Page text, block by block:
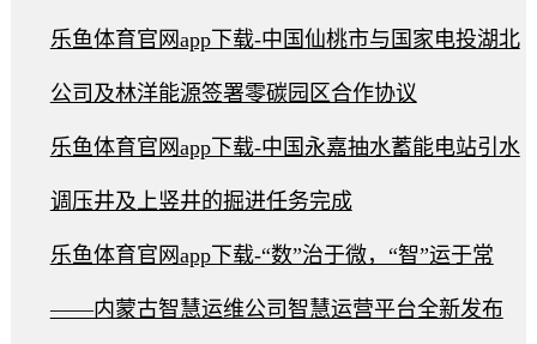
乐鱼体育官网app下载-中国仙桃市与国家电投湖北
公司及林洋能源签署零碳园区合作协议
乐鱼体育官网app下载-中国永嘉抽水蓄能电站引水
调压井及上竖井的掘进任务完成
乐鱼体育官网app下载-“数”治于微，“智”运于常
——内蒙古智慧运维公司智慧运营平台全新发布